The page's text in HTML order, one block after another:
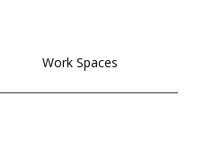
Work Spaces